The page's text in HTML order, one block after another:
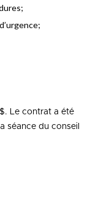
Le contrat a été
séance du conseil